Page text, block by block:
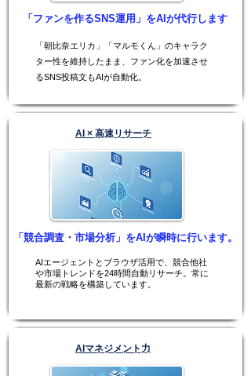
「ファンを作るSNS運用」をAIが代行します
「朝比奈エリカ」「マルモくん」のキャラク
ター性を維持したまま、ファン化を加速させ
るSNS投稿文もAIが自動化。
AI × 高速リサーチ
「競合調査・市場分析」をAIが瞬時に行います。
AIエージェントとブラウザ活用で、競合他社
や市場トレンドを24時間自動リサーチ。常に
最新の戦略を構築しています。
AIマネジメント力